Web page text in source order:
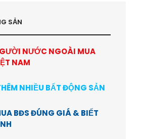
SẢN
NƯỚC NGOÀI MUA
NAM
NHIỀU BẤT ĐỘNG SẢN
BĐS ĐÚNG GIÁ & BIẾT